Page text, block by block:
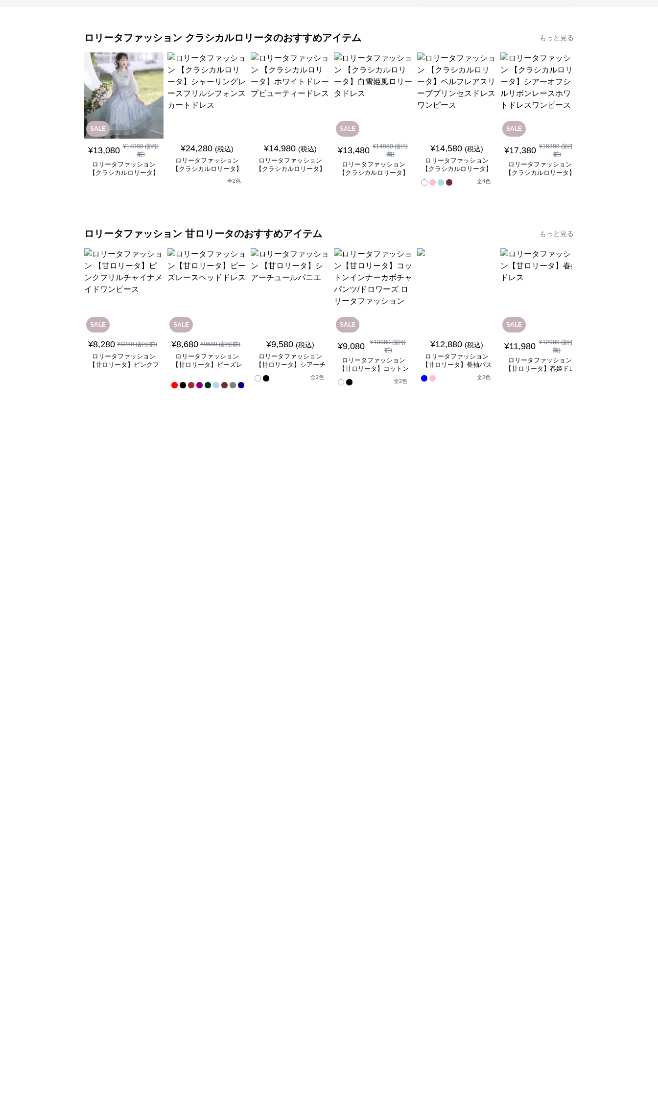
ロリータファッション クラシカルロリータのおすすめアイテム もっと見る
SALE
¥13,080 ¥14080(割引
前)
ロリータファッション
【クラシカルロリータ】
¥24,280 (税込)
ロリータファッション
【クラシカルロリータ】
シャーリングレースフリ
ルシフォンスカートドレ
全2色
¥14,980 (税込)
ロリータファッション
【クラシカルロリータ】
SALE
¥13,480 ¥14980(割引
前)
ロリータファッション
【クラシカルロリータ】
¥14,580 (税込)
ロリータファッション
【クラシカルロリータ】
ベルフレアスリーブプリ
ンセスドレスワンピース
全4色
SALE
¥17,380 ¥18380(割引
前)
ロリータファッション
【クラシカルロリータ】
ロリータファッション 甘ロリータのおすすめアイテム もっと見る
SALE
¥8,280 ¥9280(割引前)
ロリータファッション
【甘ロリータ】ピンクフ
SALE
¥8,680 ¥9680(割引前)
ロリータファッション
【甘ロリータ】ビーズレ
¥9,580 (税込)
ロリータファッション
【甘ロリータ】シアーチ
全2色
SALE
¥9,080 ¥10080(割引
前)
ロリータファッション
【甘ロリータ】コットン
インナーカボチャパン
ツ/ドロワーズ ロリータ
全2色
¥12,880 (税込)
ロリータファッション
【甘ロリータ】長袖パス
全2色
SALE
¥11,980 ¥12980(割引
前)
ロリータファッション
【甘ロリータ】春姫ドレ